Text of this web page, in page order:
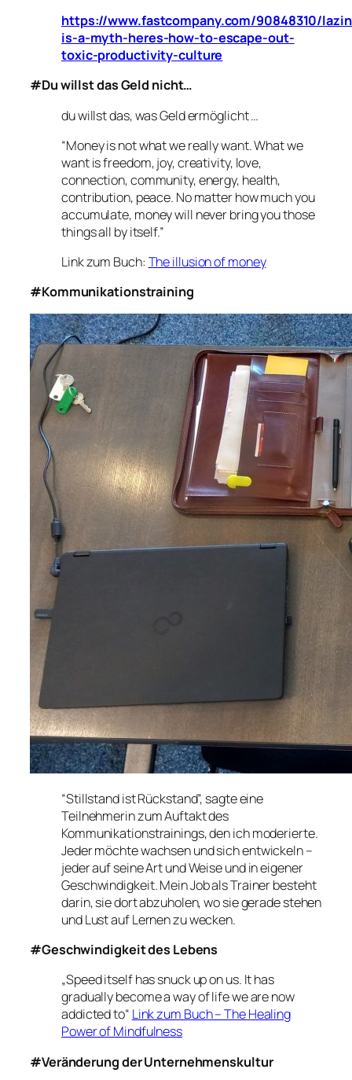
https://www.fastcompany.com/90848310/
is-a-myth-heres-how-to-escape-out-
toxic-productivity-culture
#Du willst das Geld nicht…
du willst das, was Geld ermöglicht …
“Money is not what we really want. What we
want is freedom, joy, creativity, love,
connection, community, energy, health,
contribution, peace. No matter how much you
accumulate, money will never bring you those
things all by itself.”
Link zum Buch: The illusion of money
#Kommunikationstraining
“Stillstand ist Rückstand”, sagte eine
Teilnehmerin zum Auftakt des
Kommunikationstrainings, den ich moderierte.
Jeder möchte wachsen und sich entwickeln –
jeder auf seine Art und Weise und in eigener
Geschwindigkeit. Mein Job als Trainer besteht
darin, sie dort abzuholen, wo sie gerade stehen
und Lust auf Lernen zu wecken.
#Geschwindigkeit des Lebens
„Speed itself has snuck up on us. It has
gradually become a way of life we are now
addicted to“ Link zum Buch – The Healing
Power of Mindfulness
#Veränderung der Unternehmenskultur